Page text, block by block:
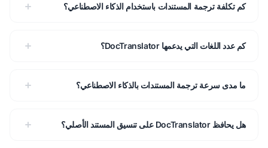
كم تكلفة ترجمة المستندات باستخدام الذكاء الاصطناعي؟
كم عدد اللغات التي يدعمها DocTranslator؟
ما مدى سرعة ترجمة المستندات بالذكاء الاصطناعي؟
هل يحافظ DocTranslator على تنسيق المستند الأصلي؟